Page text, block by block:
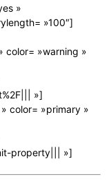
»
»100″]
color= »warning »
»]
color= »primary »
property||| »]